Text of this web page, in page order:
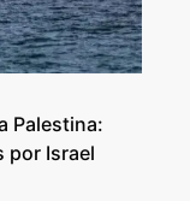
Palestina:
por Israel